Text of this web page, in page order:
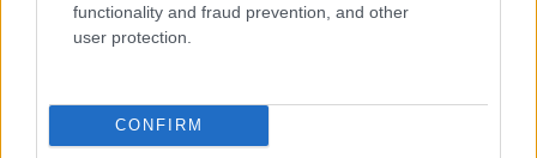
functionality and fraud prevention, and other
user protection.
CONFIRM